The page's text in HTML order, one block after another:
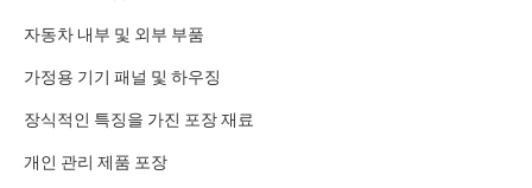
자동차 내부 및 외부 부품
가정용 기기 패널 및 하우징
장식적인 특징을 가진 포장 재료
개인 관리 제품 포장